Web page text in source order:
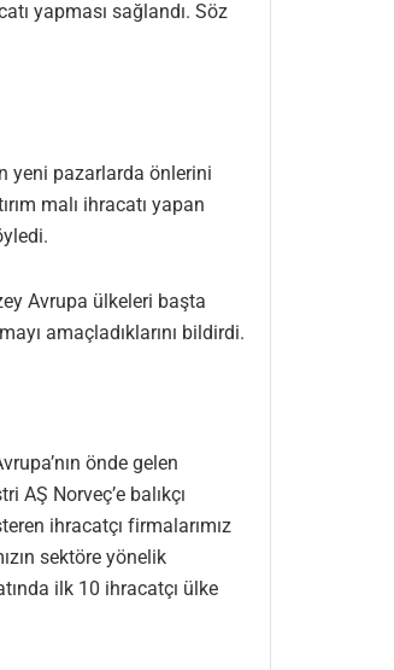
yapması sağlandı. Söz
yeni pazarlarda önlerini
malı ihracatı yapan
Avrupa ülkeleri başta
amaçladıklarını bildirdi.
önde gelen
Norveç’e balıkçı
ihracatçı firmalarımız
sektöre yönelik
ilk 10 ihracatçı ülke